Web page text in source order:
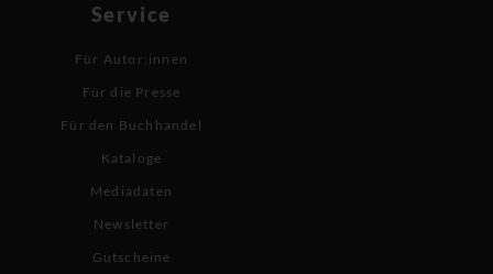
Service
Für Autor:innen
Für die Presse
Für den Buchhandel
Kataloge
Mediadaten
Newsletter
Gutscheine